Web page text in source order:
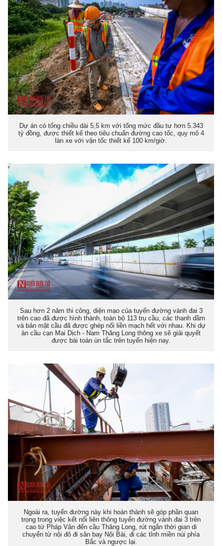
Dự án có tổng chiều dài 5,5 km với tổng mức đầu tư hơn 5.343
tỷ đồng, được thiết kế theo tiêu chuẩn đường cao tốc, quy mô 4
làn xe với vận tốc thiết kế 100 km/giờ.
Sau hơn 2 năm thi công, diện mạo của tuyến đường vành đai 3
trên cao đã được hình thành, toàn bộ 113 trụ cầu, các thanh dầm
và bản mặt cầu đã được ghép nối liền mạch hết với nhau. Khi dự
án cầu cạn Mai Dịch - Nam Thăng Long thông xe sẽ giải quyết
được bài toán ùn tắc trên tuyến hiện nay.
Ngoài ra, tuyến đường này khi hoàn thành sẽ góp phần quan
trọng trong việc kết nối liên thông tuyến đường vành đai 3 trên
cao từ Pháp Vân đến cầu Thăng Long, rút ngắn thời gian di
chuyển từ nội đô đi sân bay Nội Bài, đi các tỉnh miền núi phía
Bắc và ngược lại.